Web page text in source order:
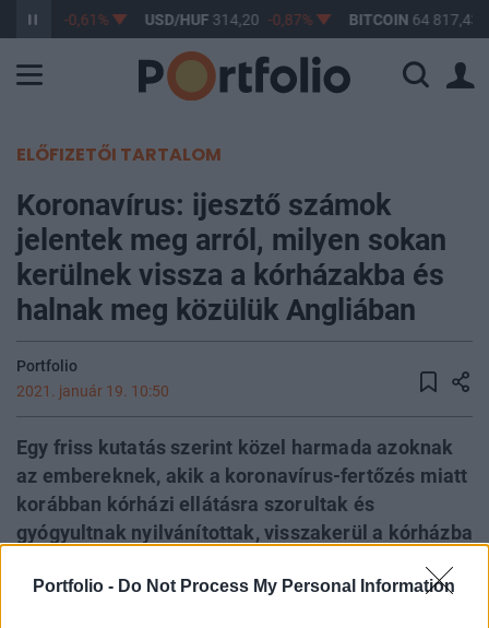
Portfolio - Do Not Process My Personal Information
363,17 -0,61% USD/HUF314,20 -0,87% BITCOIN64 817,43
ELŐFIZETŐI TARTALOM
Koronavírus: ijesztő számok
jelentek meg arról, milyen sokan
kerülnek vissza a kórházakba és
halnak meg közülük Angliában
Portfolio
2021. január 19. 10:50
Egy friss kutatás szerint közel harmada azoknak
az embereknek, akik a koronavírus-fertőzés miatt
korábban kórházi ellátásra szorultak és
gyógyultnak nyilvánítottak, visszakerül a kórházba
közzétett anyagból kiderült az is, hogy közel